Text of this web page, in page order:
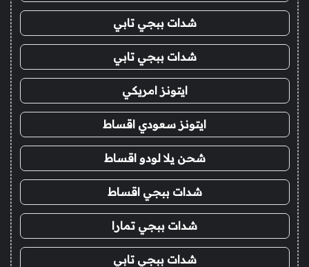
شدات ببجي تابي
شدات ببجي تابي
ايتونز امريكي
ايتونز سعودي اقساط
شحن يلا لودو اقساط
شدات ببجي اقساط
شدات ببجي تمارا
شدات ببجي تابي